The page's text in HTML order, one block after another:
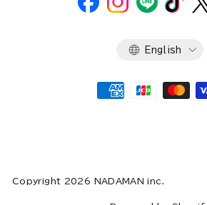
Language
English
Copyright 2026 NADAMAN inc.